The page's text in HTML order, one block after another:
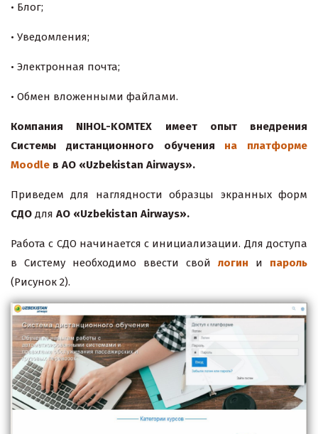
• Блог;
• Уведомления;
• Электронная почта;
• Обмен вложенными файлами.
Компания NIHOL-KOMTEX имеет опыт внедрения
Системы дистанционного обучения на платформе
Moodle в АО «Uzbekistan Airways».
Приведем для наглядности образцы экранных форм
СДО для АО «Uzbekistan Airways».
Работа с СДО начинается с инициализации. Для доступа
в Систему необходимо ввести свой логин и пароль
(Рисунок 2).